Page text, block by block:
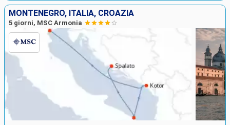
MONTENEGRO, ITALIA, CROAZIA
5 giorni, MSC Armonia